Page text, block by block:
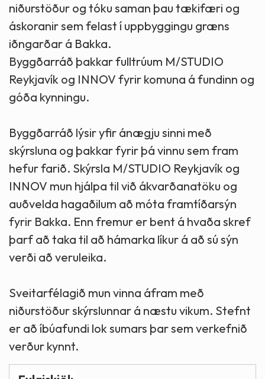
niðurstöður og tóku saman þau tækifæri og
áskoranir sem felast í uppbyggingu græns
iðngarðar á Bakka.
Byggðarráð þakkar fulltrúum M/STUDIO
Reykjavík og INNOV fyrir komuna á fundinn og
góða kynningu.
Byggðarráð lýsir yfir ánægju sinni með
skýrsluna og þakkar fyrir þá vinnu sem fram
hefur farið. Skýrsla M/STUDIO Reykjavík og
INNOV mun hjálpa til við ákvarðanatöku og
auðvelda hagaðilum að móta framtíðarsýn
fyrir Bakka. Enn fremur er bent á hvaða skref
þarf að taka til að hámarka líkur á að sú sýn
verði að veruleika.
Sveitarfélagið mun vinna áfram með
niðurstöður skýrslunnar á næstu vikum. Stefnt
er að íbúafundi lok sumars þar sem verkefnið
verður kynnt.